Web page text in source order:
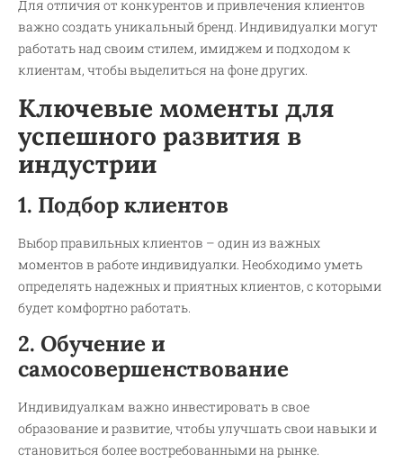
Для отличия от конкурентов и привлечения клиентов
важно создать уникальный бренд. Индивидуалки могут
работать над своим стилем, имиджем и подходом к
клиентам, чтобы выделиться на фоне других.
Ключевые моменты для
успешного развития в
индустрии
1. Подбор клиентов
Выбор правильных клиентов – один из важных
моментов в работе индивидуалки. Необходимо уметь
определять надежных и приятных клиентов, с которыми
будет комфортно работать.
2. Обучение и
самосовершенствование
Индивидуалкам важно инвестировать в свое
образование и развитие, чтобы улучшать свои навыки и
становиться более востребованными на рынке.